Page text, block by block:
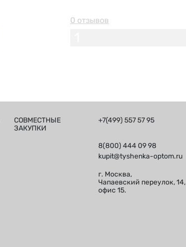
0 отзывов
СОВМЕСТНЫЕ
ЗАКУПКИ
+7(499) 557 57 95
8(800) 444 09 98
kupit@tyshenka-optom.ru
г. Москва,
Чапаевский переулок, 14,
офис 15.